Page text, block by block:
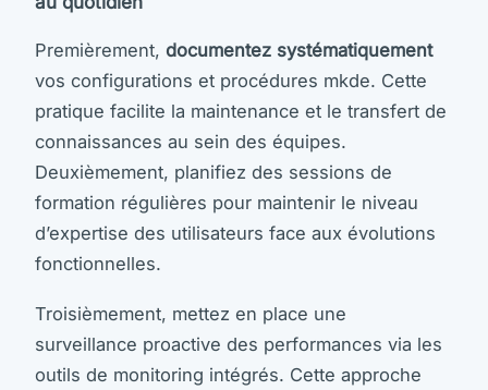
Premièrement, documentez systématiquement
vos configurations et procédures mkde. Cette
pratique facilite la maintenance et le transfert de
connaissances au sein des équipes.
Deuxièmement, planifiez des sessions de
formation régulières pour maintenir le niveau
d’expertise des utilisateurs face aux évolutions
fonctionnelles.
Troisièmement, mettez en place une
surveillance proactive des performances via les
outils de monitoring intégrés. Cette approche